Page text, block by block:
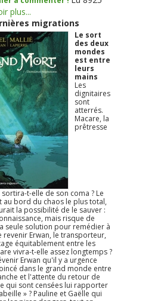
plus...
migrations
Le sort
des deux
mondes
est entre
leurs
mains
Les
dignitaires
sont
atterrés.
Macare, la
prêtresse
t-elle de son coma ? Le
au bord du chaos le plus total,
la possibilité de le sauver :
mais risque de
seule solution pour remédier à
revenir Erwan, le transporteur,
équitablement entre les
vivra-t-elle assez longtemps ?
Erwan qu'il y a urgence
dans le grand monde entre
et l'attente du retour de
qui sont censées lui rapporter
» ? Pauline et Gaëlle qui